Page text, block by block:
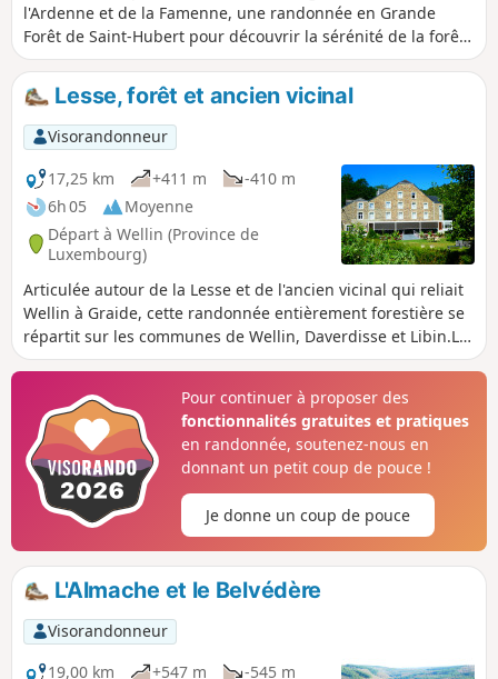
l'Ardenne et de la Famenne, une randonnée en Grande
Forêt de Saint-Hubert pour découvrir la sérénité de la forêt,
quelques bâtiments d'histoire et de beaux points de vue.
Lesse, forêt et ancien vicinal
Visorandonneur
17,25 km
+411 m
-410 m
6h 05
Moyenne
Départ à Wellin (Province de
Luxembourg)
Articulée autour de la Lesse et de l'ancien vicinal qui reliait
Wellin à Graide, cette randonnée entièrement forestière se
répartit sur les communes de Wellin, Daverdisse et Libin.Le
parcours alterne des tronçons de randonnées locales
boucle Entre-Lesse-et-Lomme et d'autres non balisés et dès
lors très peu fréquentés. Ce sera probablement sur l'un de
ces derniers que vous aurez l'occasion de débusquer l'un
ou l'autre gibier comme voir des sangliers s'enfuir de l'un
de leurs lieux de prédilection.Le parcours emprunte
principalement des sentiers et des chemins, avec
seulement deux tronçons sur le bitume, l'un autour du
magnifique Moulin de Daverdisse, l'autre sur la petite route
reliant Daverdisse à Redu.
Pour continuer à proposer des
fonctionnalités gratuites et pratiques
en randonnée, soutenez-nous en
donnant un petit coup de pouce !
Je donne un coup de pouce
L'Almache et le Belvédère
Visorandonneur
19,00 km
+547 m -545 m